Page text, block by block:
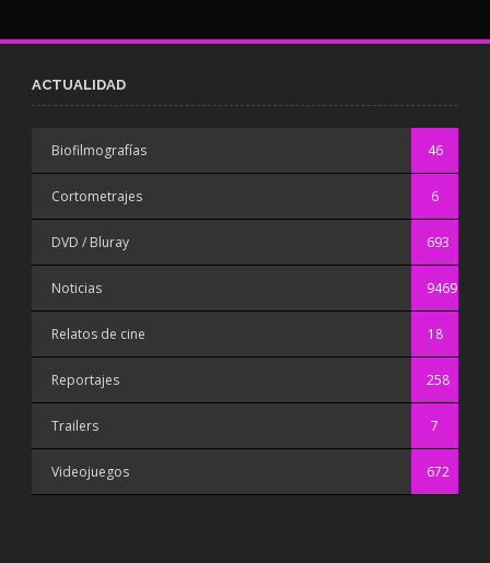
ACTUALIDAD
Biofilmografías 46
Cortometrajes 6
DVD / Bluray 693
Noticias 9469
Relatos de cine 18
Reportajes 258
Trailers 7
Videojuegos 672